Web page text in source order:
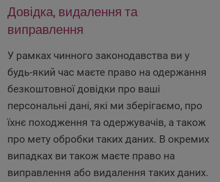
Довідка, видалення та
виправлення
У рамках чинного законодавства ви у
будь-який час маєте право на одержання
безкоштовної довідки про ваші
персональні дані, які ми зберігаємо, про
їхнє походження та одержувачів, а також
про мету обробки таких даних. В окремих
випадках ви також маєте право на
виправлення або видалення таких даних.